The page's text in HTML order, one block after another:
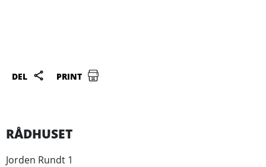
DEL PRINT
RÅDHUSET
Jorden Rundt 1